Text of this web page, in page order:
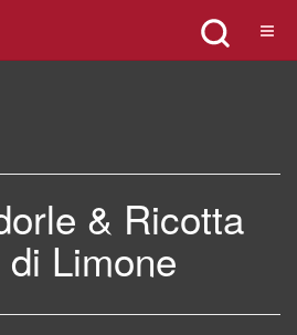
& Ricotta
Limone